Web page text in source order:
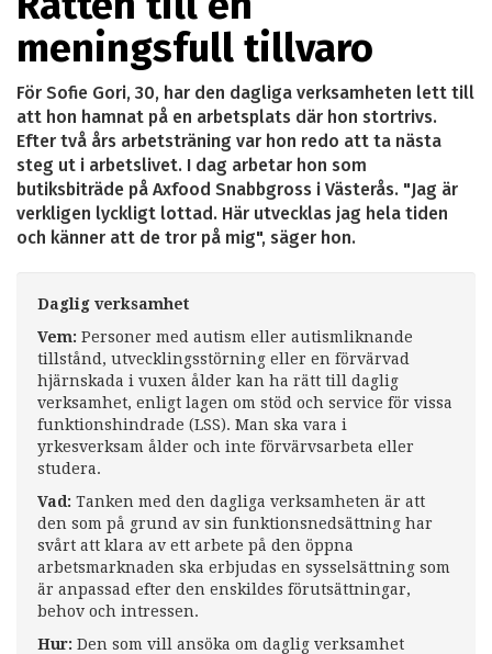
meningsfull tillvaro
För Sofie Gori, 30, har den dagliga verksamheten lett till
att hon hamnat på en arbetsplats där hon stortrivs.
Efter två års arbetsträning var hon redo att ta nästa
steg ut i arbetslivet. I dag arbetar hon som
butiksbiträde på Axfood Snabbgross i Västerås. "Jag är
verkligen lyckligt lottad. Här utvecklas jag hela tiden
och känner att de tror på mig", säger hon.
Daglig verksamhet
Vem: Personer med autism eller autismliknande
tillstånd, utvecklingsstörning eller en förvärvad
hjärnskada i vuxen ålder kan ha rätt till daglig
verksamhet, enligt lagen om stöd och service för vissa
funktionshindrade (LSS). Man ska vara i
yrkesverksam ålder och inte förvärvsarbeta eller
studera.
Vad: Tanken med den dagliga verksamheten är att
den som på grund av sin funktionsnedsättning har
svårt att klara av ett arbete på den öppna
arbetsmarknaden ska erbjudas en sysselsättning som
är anpassad efter den enskildes förutsättningar,
behov och intressen.
Hur: Den som vill ansöka om daglig verksamhet